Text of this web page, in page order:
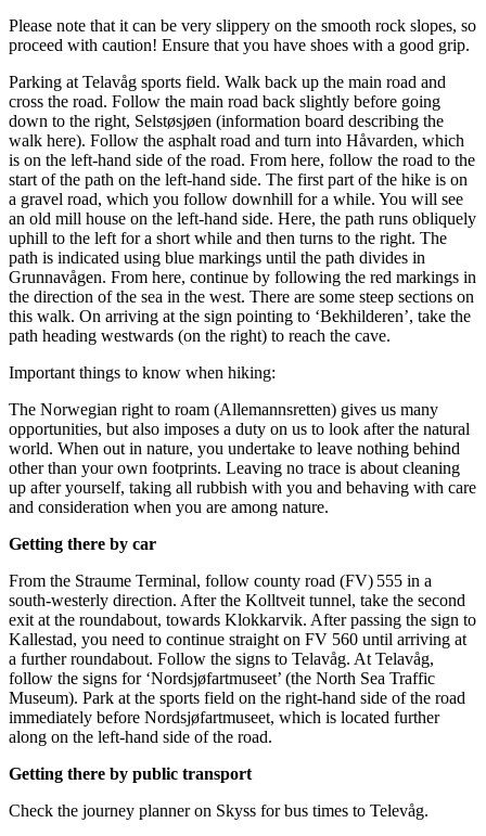
Please note that it can be very slippery on the smooth rock slopes, so
proceed with caution! Ensure that you have shoes with a good grip.
Parking at Telavåg sports field. Walk back up the main road and
cross the road. Follow the main road back slightly before going
down to the right, Selstøsjøen (information board describing the
walk here). Follow the asphalt road and turn into Håvarden, which
is on the left-hand side of the road. From here, follow the road to the
start of the path on the left-hand side. The first part of the hike is on
a gravel road, which you follow downhill for a while. You will see
an old mill house on the left-hand side. Here, the path runs obliquely
uphill to the left for a short while and then turns to the right. The
path is indicated using blue markings until the path divides in
Grunnavågen. From here, continue by following the red markings in
the direction of the sea in the west. There are some steep sections on
this walk. On arriving at the sign pointing to ‘Bekhilderen’, take the
path heading westwards (on the right) to reach the cave.
Important things to know when hiking:
The Norwegian right to roam (Allemannsretten) gives us many
opportunities, but also imposes a duty on us to look after the natural
world. When out in nature, you undertake to leave nothing behind
other than your own footprints. Leaving no trace is about cleaning
up after yourself, taking all rubbish with you and behaving with care
and consideration when you are among nature.
Getting there by car
From the Straume Terminal, follow county road (FV) 555 in a
south-westerly direction. After the Kolltveit tunnel, take the second
exit at the roundabout, towards Klokkarvik. After passing the sign to
Kallestad, you need to continue straight on FV 560 until arriving at
a further roundabout. Follow the signs to Telavåg. At Telavåg,
follow the signs for ‘Nordsjøfartmuseet’ (the North Sea Traffic
Museum). Park at the sports field on the right-hand side of the road
immediately before Nordsjøfartmuseet, which is located further
along on the left-hand side of the road.
Getting there by public transport
Check the journey planner on Skyss for bus times to Televåg.